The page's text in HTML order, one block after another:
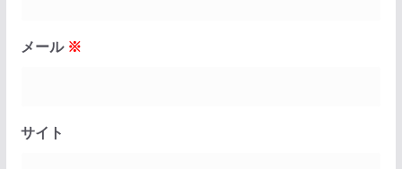
メール ※
サイト